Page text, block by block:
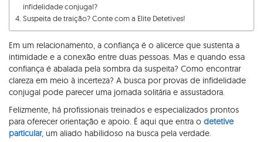
infidelidade conjugal?
Suspeita de traição? Conte com a Elite Detetives!
Em um relacionamento, a confiança é o alicerce que sustenta a
intimidade e a conexão entre duas pessoas. Mas e quando essa
confiança é abalada pela sombra da suspeita? Como encontrar
clareza em meio à incerteza? A busca por provas de infidelidade
conjugal pode parecer uma jornada solitária e assustadora.
Felizmente, há profissionais treinados e especializados prontos
para oferecer orientação e apoio. É aqui que entra o detetive
particular, um aliado habilidoso na busca pela verdade.